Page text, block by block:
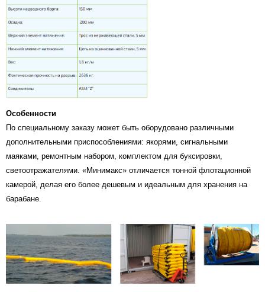
Особенности
По специальному заказу может быть оборудовано различными
дополнительными приспособлениями: якорями, сигнальными
маяками, ремонтным набором, комплектом для буксировки,
светоотражателями. «Минимакс» отличается тонной флотационной
камерой, делая его более дешевым и идеальным для хранения на
барабане.